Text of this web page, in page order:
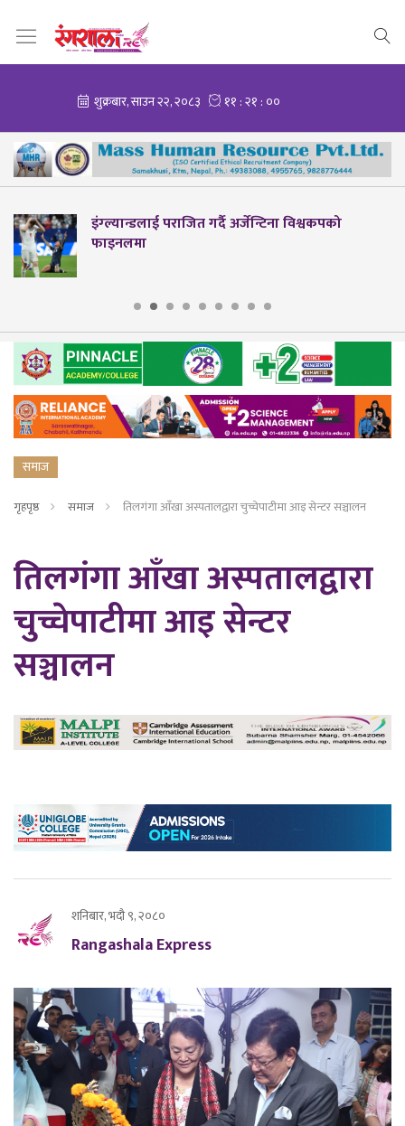
अर्जेन्टिना विश्वकपको नेपाल ब्याडमिन्टन
समाज
गृहपृष्ठ समाज तिलगंगा आँखा अस्पतालद्वारा चुच्चेपाटीमा आइ सेन्टर सञ्चालन
तिलगंगा आँखा अस्पतालद्वारा
चुच्चेपाटीमा आइ सेन्टर
सञ्चालन
शनिबार, भदौ ९, २०८०
Rangashala Express